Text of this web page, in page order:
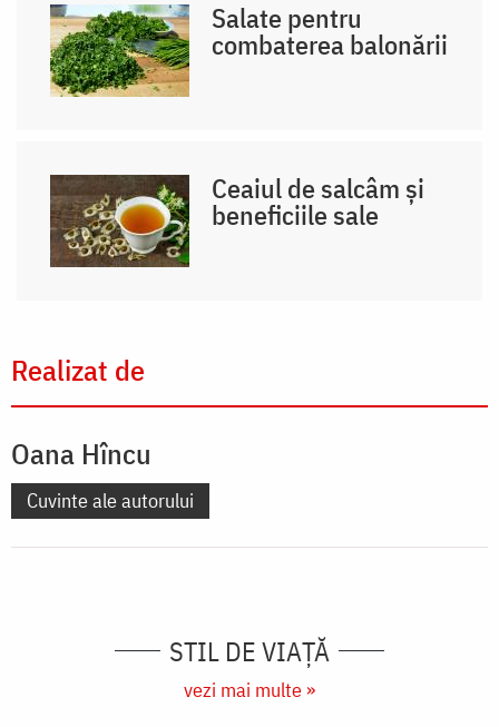
Salate pentru
combaterea balonării
Ceaiul de salcâm și
beneficiile sale
Realizat de
Oana Hîncu
Cuvinte ale autorului
STIL DE VIAŢĂ
vezi mai multe »